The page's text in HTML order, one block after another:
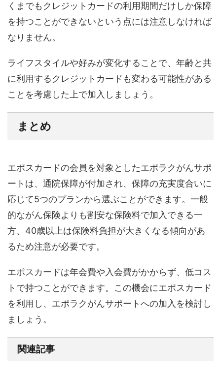
くまでもクレジットカードの利用期間だけしか保障
を持つことができないという点には注意しなければ
なりません。
ライフスタイルや好みが変化することで、年齢と共
に利用するクレジットカードも変わる可能性がある
ことを考慮した上で加入しましょう。
まとめ
エポスカードの会員を対象としたエポラクがんサポ
ートは、通院保障が付加され、保障の充実度合いに
応じて5つのプランから選ぶことができます。一般
的ながん保険よりも割安な保険料で加入できる一
方、40歳以上は保険料負担が大きくなる傾向があ
るため注意が必要です。
エポスカードは年会費や入会費がかからず、低コス
トで持つことができます。この機会にエポスカード
を利用し、エポラクがんサポートへの加入を検討し
ましょう。
関連記事